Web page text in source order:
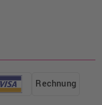
Rechnung